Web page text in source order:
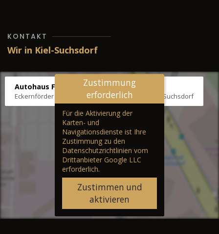
KONTAKT
Wir in Kiel-Suchsdorf
Autohaus Fräter
Eckernförder Str. /Klausbrooker Weg 1, 24107 Kiel-Suchsdorf
Zustimmung
erforderlich
Für die Aktivierung der
Karten- und
Navigationsdienste ist Ihre
Zustimmung zu den
Datenschutzrichtlinien vom
Drittanbieter Google LLC
erforderlich.
Zustimmen und
aktivieren